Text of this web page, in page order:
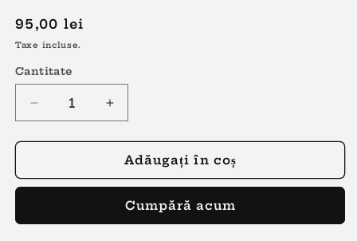
Preț
obișnuit
95,00 lei
Taxe incluse.
Cantitate
Reduceți
cantitatea
pentru
lacrima
Creșteți
cantitatea
pentru
Cercei
lacrima
auriu
Adăugați în coș
Cumpără acum